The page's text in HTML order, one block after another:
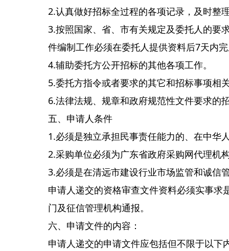
2.认真做好招标全过程的各项记录，及时整
3.按照国家、省、市有关规定及委托人的要
件编制工作必须在委托人提供资料后7天内
4.辅助委托方公开招标的其他各项工作。
5.委托方指令或者要求的其它和招标事项相
6.法律法规、规章和政府规范性文件要求的
五、申请人条件
1.必须是独立承担民事责任能力的、在中华
2.采购单位必须为广东省政府采购网代理机
3.必须是在清远市建设行业市场监管和诚信
申请人递交的资格审查文件资料必须实事
门及征信管理机构通报。
六、申请文件的内容：
申请人递交的申请文件应包括但不限于以